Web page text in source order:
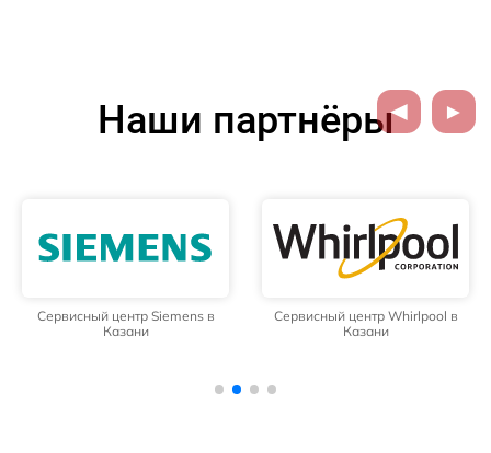
Наши партнёры
Сервисный центр Siemens в
Казани
Сервисный центр Whirlpool в
Казани